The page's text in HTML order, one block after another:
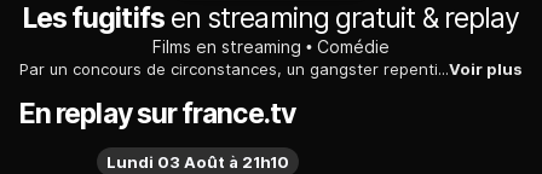
Les fugitifsen streaming gratuit & replay
Films en streaming Comédie
Par un concours de circonstances, un gangster repenti est embarqué dans la cavale d'un braqueur de banque débutant, affligé d'une maladresse pathologique...Voir plus
En replay sur france.tv
Lundi 03 Août à 21h10